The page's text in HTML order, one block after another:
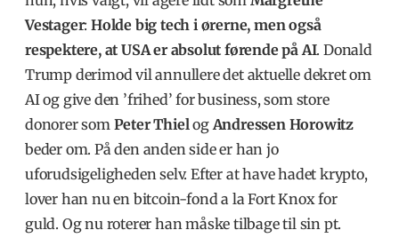
Vestager:Holde big tech i ørerne, men også
respektere, at USA er absolut førende på AI. Donald
Trump derimod vil annullere det aktuelle dekret om
AI og give den ’frihed’ for business, som store
donorer som Peter Thiel og Andressen Horowitz
beder om. På den anden side er han jo
uforudsigeligheden selv. Efter at have hadet krypto,
lover han nu en bitcoin-fond a la Fort Knox for
guld. Og nu roterer han måske tilbage til sin pt.